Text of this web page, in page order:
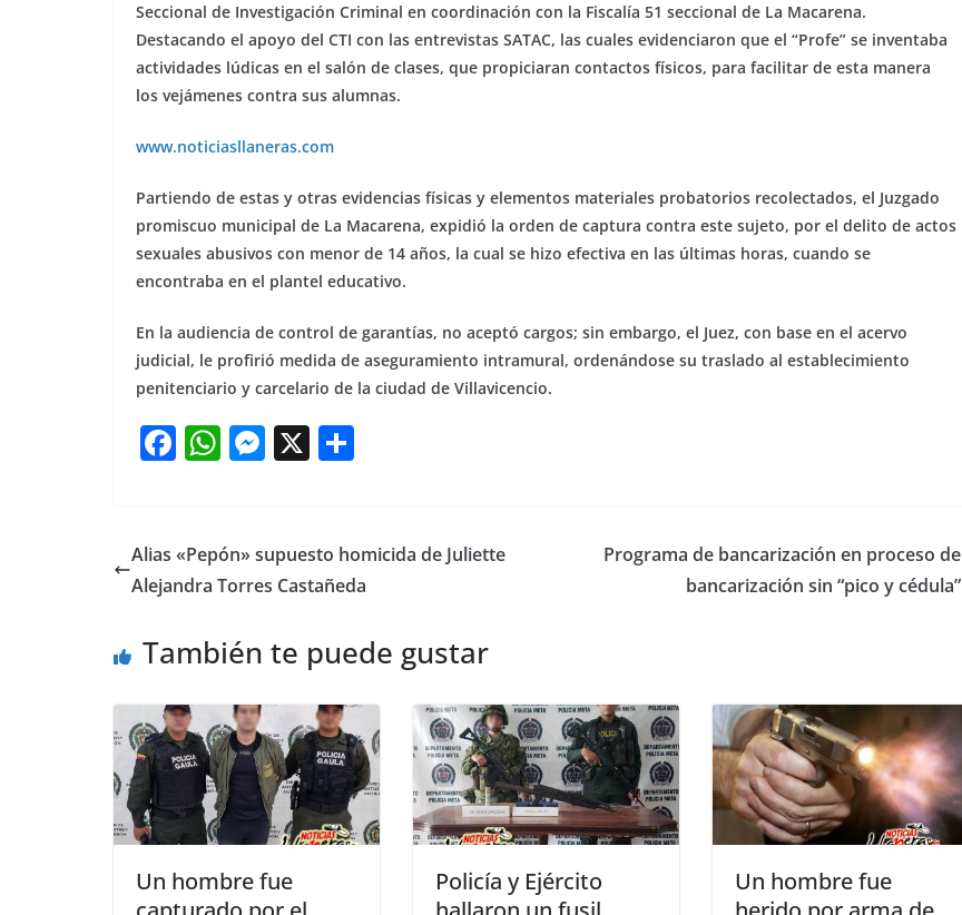
Seccional de Investigación Criminal en coordinación con la Fiscalía 51 seccional de La Macarena.
Destacando el apoyo del CTI con las entrevistas SATAC, las cuales evidenciaron que el “Profe” se inventaba
actividades lúdicas en el salón de clases, que propiciaran contactos físicos, para facilitar de esta manera
los vejámenes contra sus alumnas.
www.noticiasllaneras.com
Partiendo de estas y otras evidencias físicas y elementos materiales probatorios recolectados, el Juzgado
promiscuo municipal de La Macarena, expidió la orden de captura contra este sujeto, por el delito de actos
sexuales abusivos con menor de 14 años, la cual se hizo efectiva en las últimas horas, cuando se
encontraba en el plantel educativo.
En la audiencia de control de garantías, no aceptó cargos; sin embargo, el Juez, con base en el acervo
judicial, le profirió medida de aseguramiento intramural, ordenándose su traslado al establecimiento
penitenciario y carcelario de la ciudad de Villavicencio.
F
e
b
o
k
W
s
A
p
M
e
n
er
X
e
Alias «Pepón» supuesto homicida de Juliette
Alejandra Torres Castañeda
Programa de bancarización en proceso de
bancarización sin “pico y cédula”
También te puede gustar
Un hombre fue
Policía y Ejército
Un hombre fue